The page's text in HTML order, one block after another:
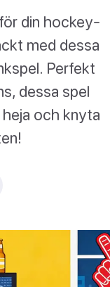
din hockey-
med dessa
Perfekt
dessa spel
och knyta